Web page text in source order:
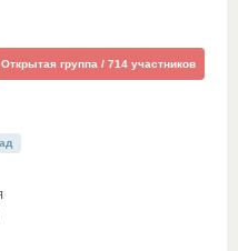
Открытая группа / 714 участников